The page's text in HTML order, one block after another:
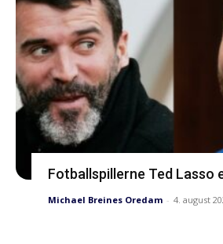
Fotballspillerne Ted Lasso
Michael Breines Oredam - 4. august